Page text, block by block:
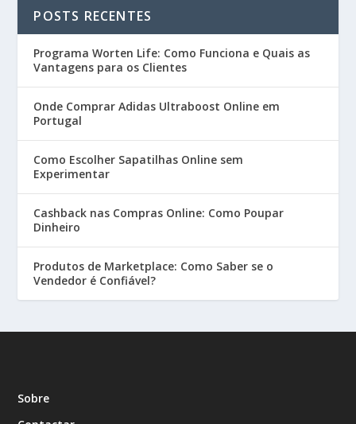
POSTS RECENTES
Programa Worten Life: Como Funciona e Quais as
Vantagens para os Clientes
Onde Comprar Adidas Ultraboost Online em
Portugal
Como Escolher Sapatilhas Online sem
Experimentar
Cashback nas Compras Online: Como Poupar
Dinheiro
Produtos de Marketplace: Como Saber se o
Vendedor é Confiável?
Sobre